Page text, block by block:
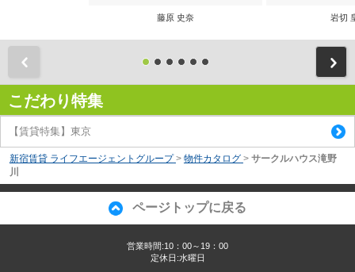
藤原 史奈 岩切
こだわり特集
【賃貸特集】東京
新宿賃貸 ライフエージェントグループ > 物件カタログ > サークルハウス滝野
川
ページトップに戻る
営業時間:10：00～19：00
定休日:水曜日